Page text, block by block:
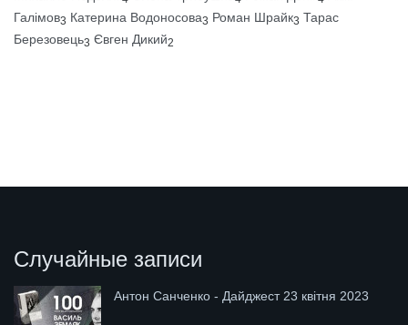
Галімов3 Катерина Водоносова3 Роман Шрайк3 Тарас
Березовець3 Євген Дикий2
Случайные записи
Антон Санченко - Дайджест 23 квітня 2023